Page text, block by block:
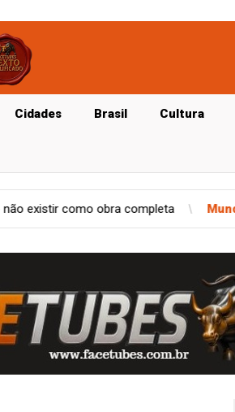
Cidades Brasil Cultura
Mundo Os principais rostos do